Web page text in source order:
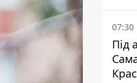
07:30
Під